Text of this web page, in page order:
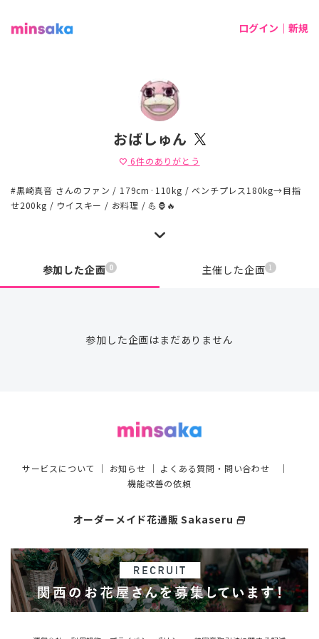
ログイン｜新規
おばしゅん
favorite 6件のありがとう
#黒崎真音 さんのファン / 179cm·110kg / ベンチプレス180kg→目指
せ200kg / ウイスキー / お料理 / 💪🦍🔥
参加した企画 0 主催した企画 1
参加した企画はまだありません
サービスについて ｜ お知らせ ｜ よくある質問・問い合わせ ｜
機能改善の依頼
オーダーメイド花通販 Sakaseru select_window